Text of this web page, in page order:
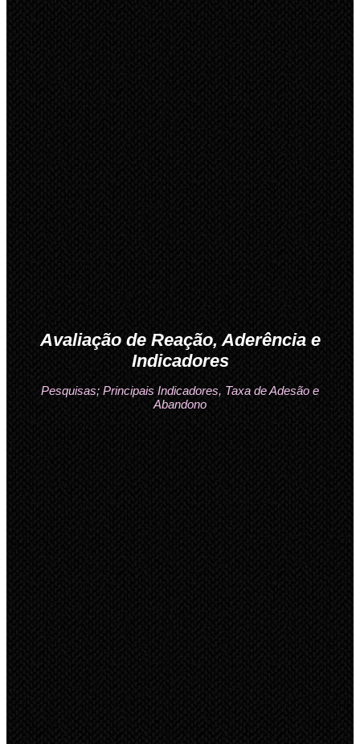
Avaliação de Reação, Aderência e
Indicadores
Pesquisas; Principais Indicadores, Taxa de Adesão e
Abandono